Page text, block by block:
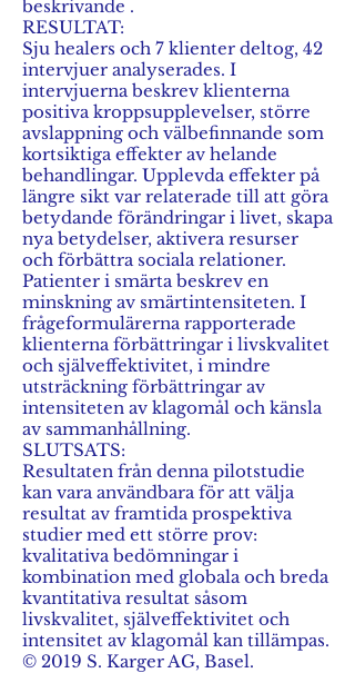
beskrivande .
RESULTAT:
Sju healers och 7 klienter deltog, 42
intervjuer analyserades. I
intervjuerna beskrev klienterna
positiva kroppsupplevelser, större
avslappning och välbefinnande som
kortsiktiga effekter av helande
behandlingar. Upplevda effekter på
längre sikt var relaterade till att göra
betydande förändringar i livet, skapa
nya betydelser, aktivera resurser
och förbättra sociala relationer.
Patienter i smärta beskrev en
minskning av smärtintensiteten. I
frågeformulärerna rapporterade
klienterna förbättringar i livskvalitet
och själveffektivitet, i mindre
utsträckning förbättringar av
intensiteten av klagomål och känsla
av sammanhållning.
SLUTSATS:
Resultaten från denna pilotstudie
kan vara användbara för att välja
resultat av framtida prospektiva
studier med ett större prov:
kvalitativa bedömningar i
kombination med globala och breda
kvantitativa resultat såsom
livskvalitet, själveffektivitet och
intensitet av klagomål kan tillämpas.
© 2019 S. Karger AG, Basel.